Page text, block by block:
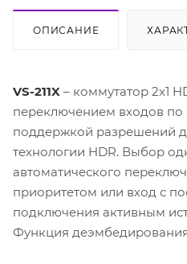
ОПИСАНИЕ
VS-211X – коммутатор 2х1
переключением входов по
поддержкой разрешений
технологии HDR. Выбор
автоматического
приоритетом или вход с
подключения активным
Функция